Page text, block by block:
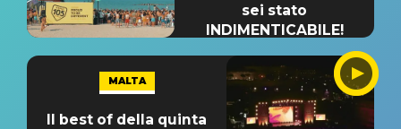
sei stato
INDIMENTICABILE!
MALTA
Il best of della quinta